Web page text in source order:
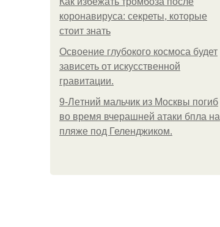
коронавируса: секреты, которые
стоит знать
Освоение глубокого космоса будет
зависеть от искусственной
гравитации.
9-Лeтний мaльчик из Москвы погиб
во время вчерашней атаки бпла на
пляже под Геленджиком.